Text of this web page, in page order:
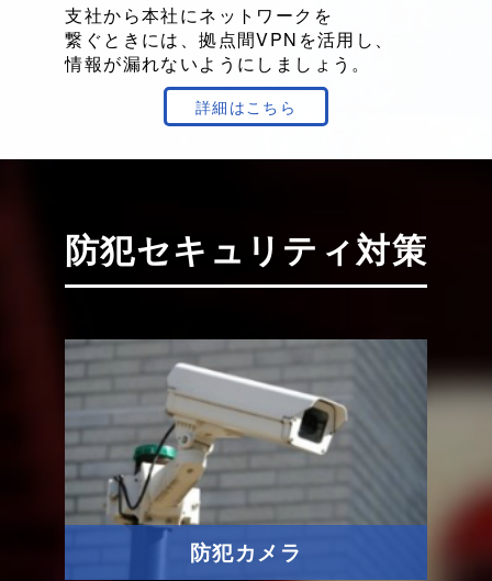
支社から本社にネットワークを
繋ぐときには、拠点間VPN を活用し、
情報が漏れないように しましょう。
詳細はこちら
防犯セキュリティ対策
防犯カメラ